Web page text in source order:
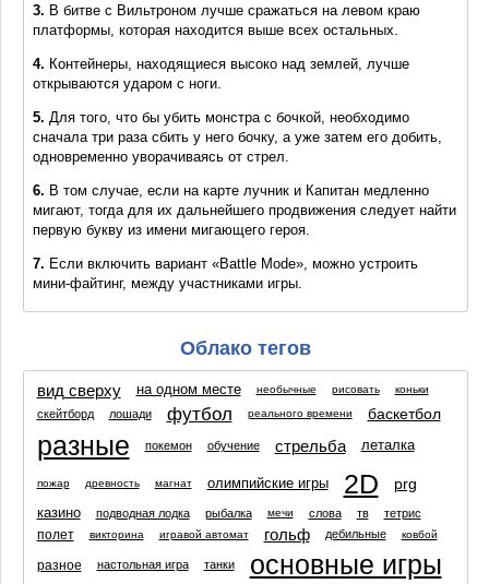
3. В битве с Вильтроном лучше сражаться на левом краю
платформы, которая находится выше всех остальных.
4. Контейнеры, находящиеся высоко над землей, лучше
открываются ударом с ноги.
5. Для того, что бы убить монстра с бочкой, необходимо
сначала три раза сбить у него бочку, а уже затем его добить,
одновременно уворачиваясь от стрел.
6. В том случае, если на карте лучник и Капитан медленно
мигают, тогда для их дальнейшего продвижения следует найти
первую букву из имени мигающего героя.
7. Если включить вариант «Battle Mode», можно устроить
мини-файтинг, между участниками игры.
Облако тегов
вид сверху на одном месте необычные рисовать коньки
скейтборд лошади футбол реального времени баскетбол
разные покемон обучение стрельба леталка
пожар древность магнат олимпийские игры 2D prg
казино подводная лодка рыбалка мечи слова тв тетрис
полет викторина игравой автомат гольф дебильные ковбой
разное настольная игра танки основные игры